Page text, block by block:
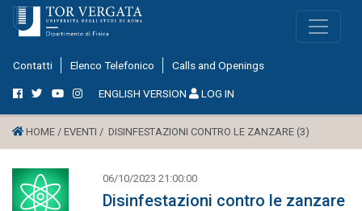
Contatti Elenco Telefonico Calls and Openings
ENGLISH VERSION LOG IN
HOME / EVENTI / DISINFESTAZIONI CONTRO LE ZANZARE (3)
06/10/2023 21:00:00
Disinfestazioni contro le zanzare